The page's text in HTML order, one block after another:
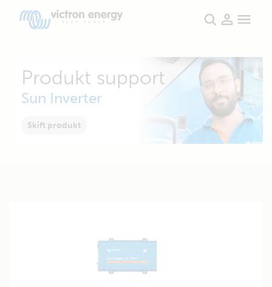
Produkt support
Sun Inverter
Skift produkt